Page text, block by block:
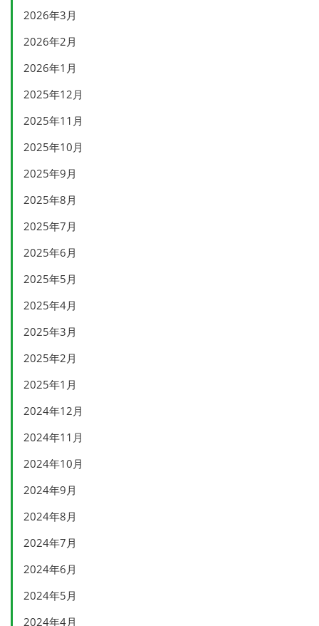
2026年3月
2026年2月
2026年1月
2025年12月
2025年11月
2025年10月
2025年9月
2025年8月
2025年7月
2025年6月
2025年5月
2025年4月
2025年3月
2025年2月
2025年1月
2024年12月
2024年11月
2024年10月
2024年9月
2024年8月
2024年7月
2024年6月
2024年5月
2024年4月